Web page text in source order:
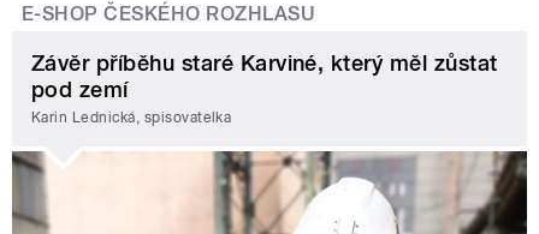
E-SHOP ČESKÉHO ROZHLASU
Závěr příběhu staré Karviné, který měl zůstat
pod zemí
Karin Lednická, spisovatelka